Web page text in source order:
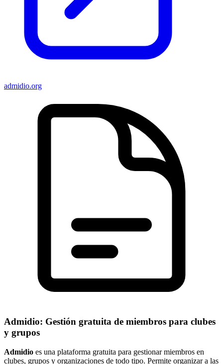
admidio.org
Admidio: Gestión gratuita de miembros para clubes
y grupos
Admidio es una plataforma gratuita para gestionar miembros en
clubes, grupos y organizaciones de todo tipo. Permite organizar a las